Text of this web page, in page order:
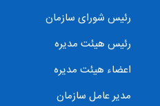
رئیس شورای سازمان
رئیس هیئت مدیره
اعضاء هیئت مدیره
مدیر عامل سازمان